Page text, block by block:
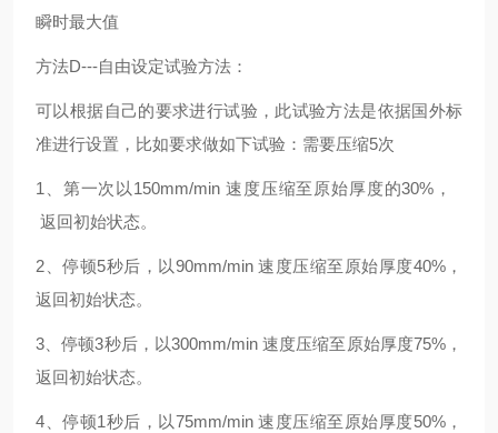
瞬时最大值
方法D---自由设定试验方法：
可以根据自己的要求进行试验，此试验方法是依据国外标
准进行设置，比如要求做如下试验：需要压缩5次
1、第一次以150mm/min 速度压缩至原始厚度的30%，
返回初始状态。
2、停顿5秒后，以90mm/min 速度压缩至原始厚度40%，
返回初始状态。
3、停顿3秒后，以300mm/min 速度压缩至原始厚度75%，
返回初始状态。
4、停顿1秒后，以75mm/min 速度压缩至原始厚度50%，